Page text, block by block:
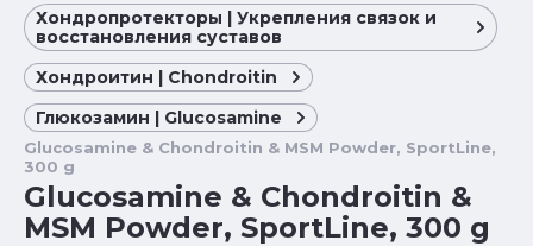
Хондропротекторы | Укрепления связок и
восстановления суставов
Хондроитин | Chondroitin
Глюкозамин | Glucosamine
Glucosamine & Chondroitin & MSM Powder, SportLine,
300 g
Glucosamine & Chondroitin &
MSM Powder, SportLine, 300 g